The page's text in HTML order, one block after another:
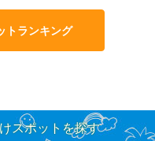
トランキング
スポットを探す